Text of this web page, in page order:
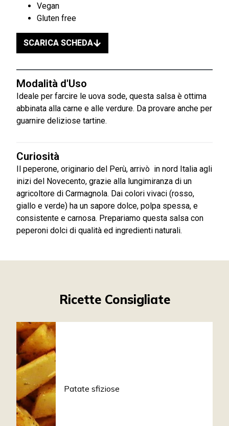
Vegan
Gluten free
SCARICA SCHEDA
Modalità d'Uso
Ideale per farcire le uova sode, questa salsa è ottima
abbinata alla carne e alle verdure. Da provare anche per
guarnire deliziose tartine.
Curiosità
Il peperone, originario del Perù, arrivò in nord Italia agli
inizi del Novecento, grazie alla lungimiranza di un
agricoltore di Carmagnola. Dai colori vivaci (rosso,
giallo e verde) ha un sapore dolce, polpa spessa, e
consistente e carnosa. Prepariamo questa salsa con
peperoni dolci di qualità ed ingredienti naturali.
Ricette Consigliate
Patate sfiziose